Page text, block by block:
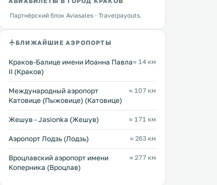
0 км
Hotel Jan
Отель Jan разместился в 600-
летнем таунхаусе в Старом городе
Кракова, всего в 100 метрах от
главной рыночной площади. К
услугам гостей круглосуточная
стойка регистрации и номера с
кондиционером, в которых можно
пользоваться бесплатным Wi-Fi. .
0 км
Intro Hostel
Хостел Intro находится в
XIV века в центре
в 50 метрах от главной
площади. К услугам гостей
бесплатный Wi-Fi и
круглосуточная стойка
регистрации. .
Партнёрский блок Aviasales · Travelpayouts.
БЛИЖАЙШИЕ АЭРОПОРТЫ
Краков-Балице имени Иоанна Павла
II (Краков)
≈ 14 км
Международный аэропорт
Катовице (Пыжовице) (Катовице)
≈ 107 км
Жешув - Jasionka (Жешув) ≈ 171 км
Аэропорт Лодзь (Лодзь) ≈ 263 км
Вроцлавский аэропорт имени
Коперника (Вроцлав)
≈ 277 км